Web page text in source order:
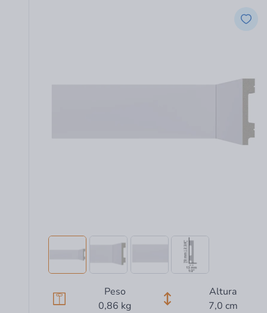
Peso
0,86 kg
Altura
7,0 cm